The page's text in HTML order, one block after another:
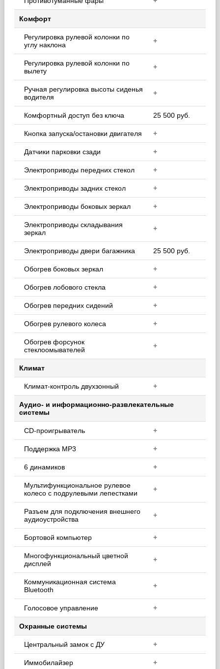
Комфорт
Регулировка рулевой колонки по
углу наклона
+
Регулировка рулевой колонки по
вылету
+
Ручная регулировка высоты сиденья
водителя
+
Комфортный доступ без ключа 25 500 руб.
Кнопка запуска/остановки двигателя +
Датчики парковки сзади +
Электроприводы передних стекол +
Электроприводы задних стекол +
Электроприводы боковых зеркал +
Электроприводы складывания
зеркал
+
Электроприводы двери багажника 25 500 руб.
Обогрев боковых зеркал +
Обогрев лобового стекла +
Обогрев передних сидений +
Обогрев рулевого колеса +
Обогрев форсунок
стеклоомывателей
+
Климат
Климат-контроль двухзонный +
Аудио- и информационно-развлекательные
системы
CD-проигрыватель +
Поддержка MP3 +
6 динамиков +
Мультифункциональное рулевое
колесо с подрулевыми лепестками
+
Разъем для подключения внешнего
аудиоустройства
+
Бортовой компьютер +
Многофункциональный цветной
дисплей
+
Коммуникационная система
Bluetooth
+
Голосовое управление +
Охранные системы
Центральный замок с ДУ +
Иммобилайзер +